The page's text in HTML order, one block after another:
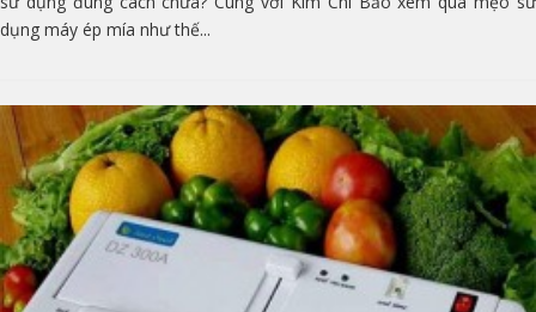
dụng máy ép mía như thế...